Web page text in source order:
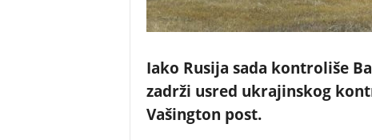
Iako Rusija sada kontroliše
zadrži usred ukrajinskog
Vašington post.